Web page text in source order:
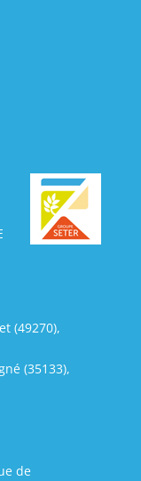
(49270),
(35133),
de